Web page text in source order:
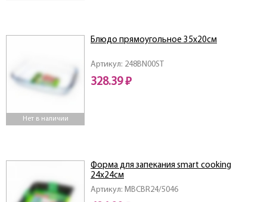
Нет в наличии
Артикул: 248BN00ST
Блюдо прямоугольное 35х20см
328.39 ₽
Артикул: MBCBR24/5046
Форма для запекания smart cooking
24х24см